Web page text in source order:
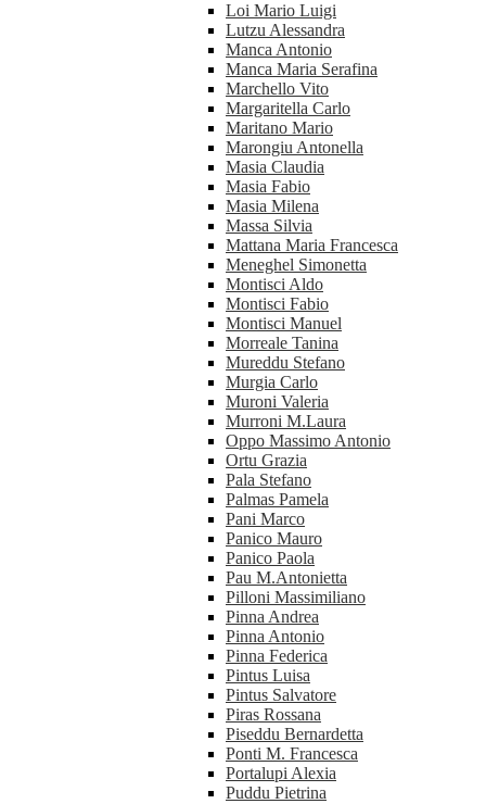
Loi Mario Luigi
Lutzu Alessandra
Manca Antonio
Manca Maria Serafina
Marchello Vito
Margaritella Carlo
Maritano Mario
Marongiu Antonella
Masia Claudia
Masia Fabio
Masia Milena
Massa Silvia
Mattana Maria Francesca
Meneghel Simonetta
Montisci Aldo
Montisci Fabio
Montisci Manuel
Morreale Tanina
Mureddu Stefano
Murgia Carlo
Muroni Valeria
Murroni M.Laura
Oppo Massimo Antonio
Ortu Grazia
Pala Stefano
Palmas Pamela
Pani Marco
Panico Mauro
Panico Paola
Pau M.Antonietta
Pilloni Massimiliano
Pinna Andrea
Pinna Antonio
Pinna Federica
Pintus Luisa
Pintus Salvatore
Piras Rossana
Piseddu Bernardetta
Ponti M. Francesca
Portalupi Alexia
Puddu Pietrina